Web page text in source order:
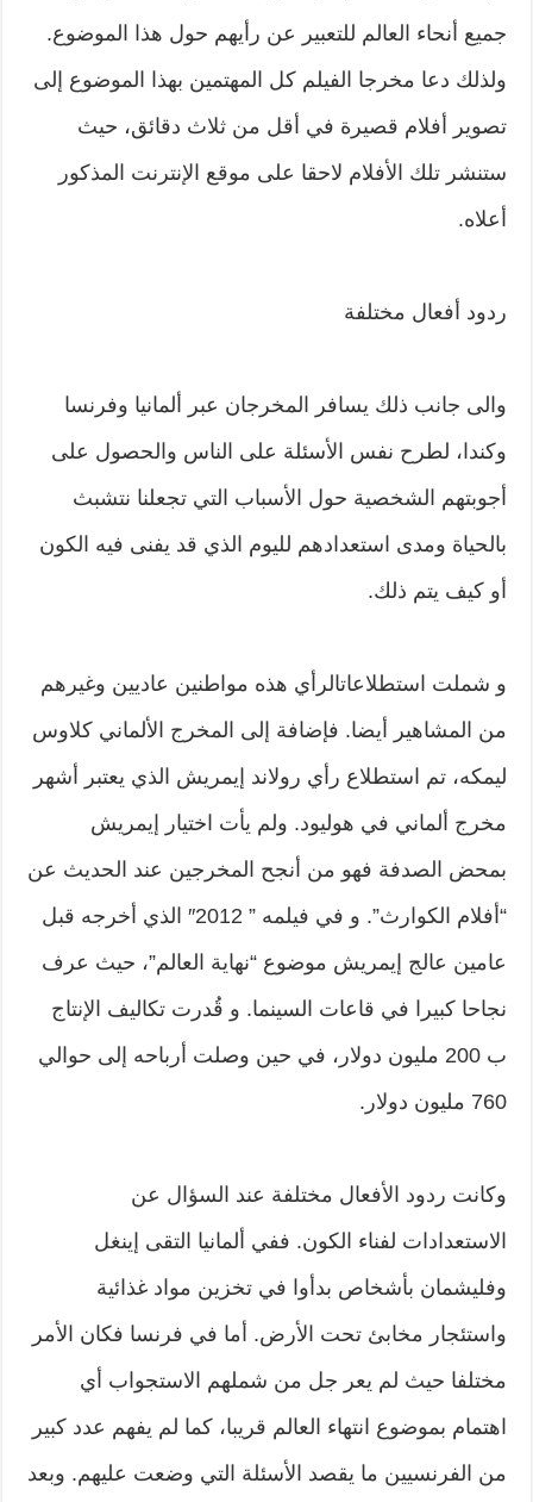
جميع أنحاء العالم للتعبير عن رأيهم حول هذا الموضوع.
ولذلك دعا مخرجا الفيلم كل المهتمين بهذا الموضوع إلى
تصوير أفلام قصيرة في أقل من ثلاث دقائق، حيث
ستنشر تلك الأفلام لاحقا على موقع الإنترنت المذكور
أعلاه.
ردود أفعال مختلفة
والى جانب ذلك يسافر المخرجان عبر ألمانيا وفرنسا
وكندا، لطرح نفس الأسئلة على الناس والحصول على
أجوبتهم الشخصية حول الأسباب التي تجعلنا نتشبث
بالحياة ومدى استعدادهم لليوم الذي قد يفنى فيه الكون
أو كيف يتم ذلك.
و شملت استطلاعاتالرأي هذه مواطنين عاديين وغيرهم
من المشاهير أيضا. فإضافة إلى المخرج الألماني كلاوس
ليمكه، تم استطلاع رأي رولاند إيمريش الذي يعتبر أشهر
مخرج ألماني في هوليود. ولم يأت اختيار إيمريش
بمحض الصدفة فهو من أنجح المخرجين عند الحديث عن
“أفلام الكوارث”. و في فيلمه ” 2012″ الذي أخرجه قبل
عامين عالج إيمريش موضوع “نهاية العالم”، حيث عرف
نجاحا كبيرا في قاعات السينما. و قُدرت تكاليف الإنتاج
ب 200 مليون دولار، في حين وصلت أرباحه إلى حوالي
760 مليون دولار.
وكانت ردود الأفعال مختلفة عند السؤال عن
الاستعدادات لفناء الكون. ففي ألمانيا التقى إينغل
وفليشمان بأشخاص بدأوا في تخزين مواد غذائية
واستئجار مخابئ تحت الأرض. أما في فرنسا فكان الأمر
مختلفا حيث لم يعر جل من شملهم الاستجواب أي
اهتمام بموضوع انتهاء العالم قريبا، كما لم يفهم عدد كبير
من الفرنسيين ما يقصد الأسئلة التي وضعت عليهم. وبعد